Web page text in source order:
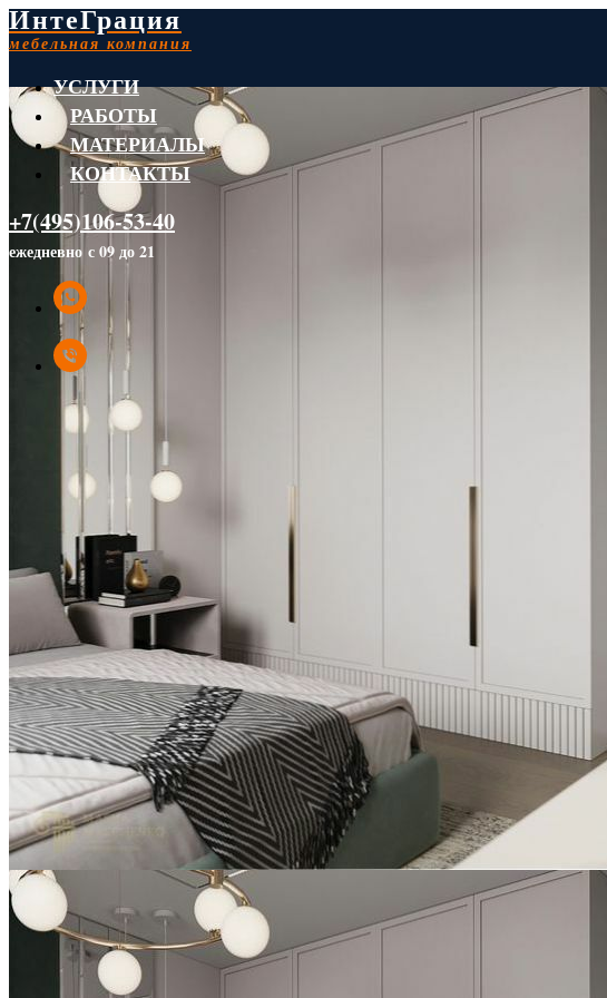
ИнтеГрация
мебельная компания
УСЛУГИ
РАБОТЫ
МАТЕРИАЛЫ
КОНТАКТЫ
+7(495)106-53-40
ежедневно с 09 до 21